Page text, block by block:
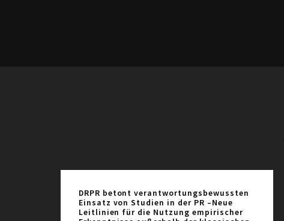
DRPR betont verantwortungsbewussten
Einsatz von Studien in der PR –Neue
Leitlinien für die Nutzung empirischer